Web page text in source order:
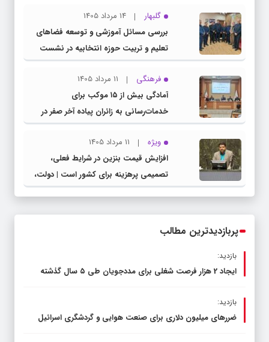
گلبهار
14 مرداد 1405
بررسی مسائل آموزشی و توسعه فضاهای
تعلیم و تربیت حوزه انتخابیه در نشست
مشترک عضو کمیسیون آموزش مجلس با
مدیرکل آموزش و پرورش خراسان رضوی
فرهنگی
11 مرداد 1405
آمادگی بیش از ۱۵ موکب برای
خدمات‌رسانی به زائران پیاده آخر صفر در
شهرستان چناران
ویژه
11 مرداد 1405
افزایش قیمت بنزین در شرایط فعلی،
تصمیمی پرهزینه برای کشور است | دولت،
قاچاق سوخت و عوامل اصلی ناترازی را
پربازدیدترین مطالب
بازدید:
ایجاد 2 هزار فرصت شغلی برای مددجویان طی ۵ سال گذشته
بازدید:
ضررهای میلیون دلاری برای صنعت هوایی و گردشگری اسرائیل